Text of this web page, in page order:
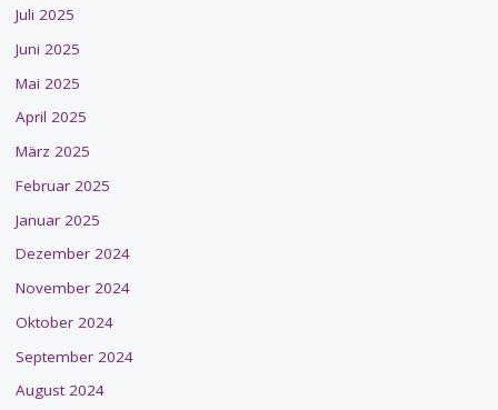
Juli 2025
Juni 2025
Mai 2025
April 2025
März 2025
Februar 2025
Januar 2025
Dezember 2024
November 2024
Oktober 2024
September 2024
August 2024